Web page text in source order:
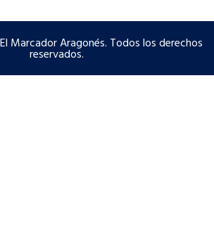
Marcador Aragonés. Todos los derechos
reservados.